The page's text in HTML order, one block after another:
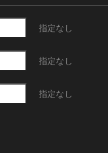
指定なし
指定なし
指定なし